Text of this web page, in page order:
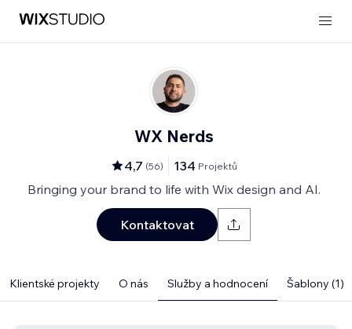
WX Nerds
4,7 (56) 134 Projektů
Bringing your brand to life with Wix design and AI.
Kontaktovat
Klientské projekty O nás Služby a hodnocení Šablony (1)